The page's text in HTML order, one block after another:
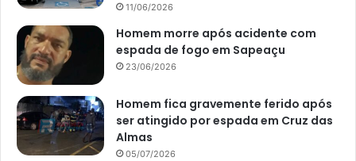
11/06/2026
Homem morre após acidente com
espada de fogo em Sapeaçu
23/06/2026
Homem fica gravemente ferido após
ser atingido por espada em Cruz das
Almas
05/07/2026